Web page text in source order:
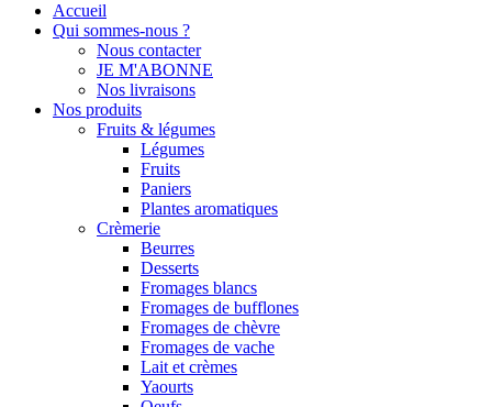
Accueil
Qui sommes-nous ?
Nous contacter
JE M'ABONNE
Nos livraisons
Nos produits
Fruits & légumes
Légumes
Fruits
Paniers
Plantes aromatiques
Crèmerie
Beurres
Desserts
Fromages blancs
Fromages de bufflones
Fromages de chèvre
Fromages de vache
Lait et crèmes
Yaourts